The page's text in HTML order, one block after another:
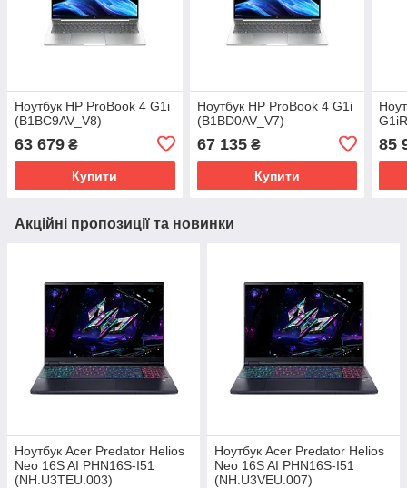
Ноутбук HP ProBook 4 G1i
(B1BC9AV_V8)
63 679 ₴
Купити
Ноутбук HP ProBook 4 G1i
(B1BD0AV_V7)
67 135₴
Купити
85
Акційні пропозиції та новинки
Ноутбук Acer Predator Helios
Neo 16S AI PHN16S-I51
(NH.U3TEU.003)
Ноутбук Acer Predator Helios
Neo 16S AI PHN16S-I51
(NH.U3VEU.007)